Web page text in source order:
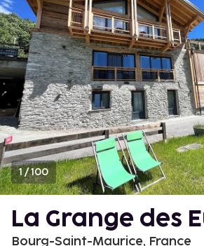
1/100
La Grange des
Bourg-Saint-Maurice, France